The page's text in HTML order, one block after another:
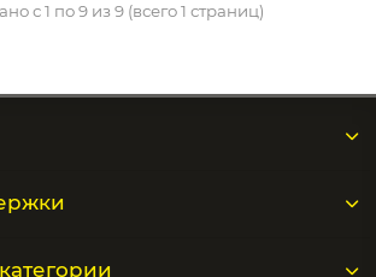
с 1 по 9 из 9 (всего 1 страниц)